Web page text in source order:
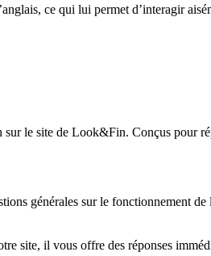
ce qui lui permet d’interagir
le site de Look&Fin. Conçus pour
générales sur le fonctionnement
site, il vous offre des réponses